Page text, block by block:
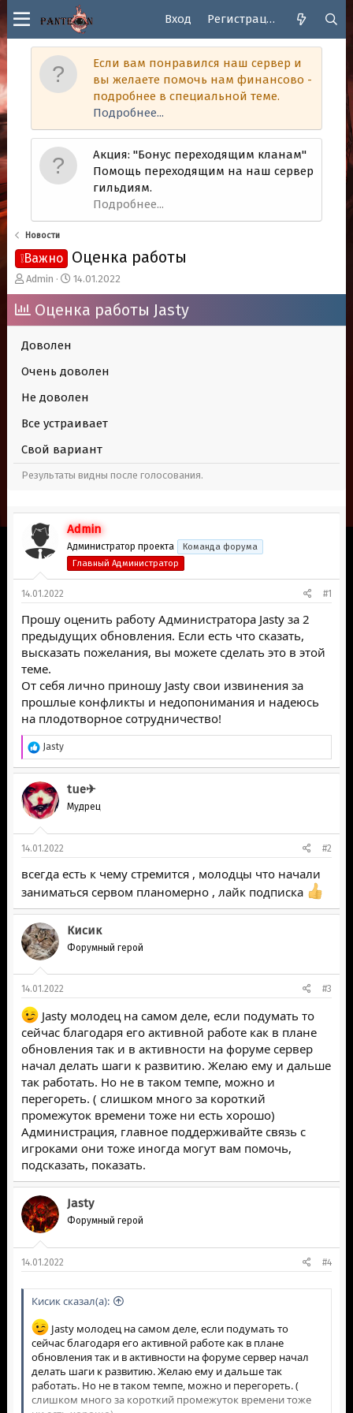
Вход Регистрация
Если вам понравился наш сервер и
вы желаете помочь нам финансово -
подробнее в специальной теме.
Подробнее...
Акция: "Бонус переходящим кланам"
Помощь переходящим на наш сервер
гильдиям.
Подробнее...
Новости
❕Важно Оценка работы
А
в
т
т
м
ы
Admin
Д
а
т
а
14.01.2022
Оценка работы Jasty
Доволен
Очень доволен
Не доволен
Все устраивает
Свой вариант
Результаты видны после голосования.
Admin
Администратор проекта
Команда форума
Главный Администратор
14.01.2022 #1
Прошу оценить работу Администратора Jasty за 2
предыдущих обновления. Если есть что сказать,
высказать пожелания, вы можете сделать это в этой
теме.
От себя лично приношу Jasty свои извинения за
прошлые конфликты и недопонимания и надеюсь
на плодотворное сотрудничество!
Р
е
а
к
ц
и
и
Jasty
tue✈
Мудрец
14.01.2022 #2
всегда есть к чему стремится , молодцы что начали
заниматься сервом планомерно , лайк подписка
Кисик
Форумный герой
14.01.2022 #3
Jasty молодец на самом деле, если подумать то
сейчас благодаря его активной работе как в плане
обновления так и в активности на форуме сервер
начал делать шаги к развитию. Желаю ему и дальше
так работать. Но не в таком темпе, можно и
перегореть. ( слишком много за короткий
промежуток времени тоже ни есть хорошо)
Администрация, главное поддерживайте связь с
игроками они тоже иногда могут вам помочь,
подсказать, показать.
Jasty
Форумный герой
14.01.2022 #4
Кисик сказал(а):
Jasty молодец на самом деле, если подумать то
сейчас благодаря его активной работе как в плане
обновления так и в активности на форуме сервер начал
делать шаги к развитию. Желаю ему и дальше так
работать. Но не в таком темпе, можно и перегореть. (
слишком много за короткий промежуток времени тоже